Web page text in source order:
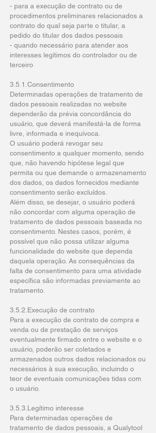
- para a execução de contrato ou de
procedimentos preliminares relacionados a
contrato do qual seja parte o titular, a
pedido do titular dos dados pessoais
- quando necessário para atender aos
interesses legítimos do controlador ou de
terceiro
3.5.1.Consentimento
Determinadas operações de tratamento de
dados pessoais realizadas no website
dependerão da prévia concordância do
usuário, que deverá manifestá-la de forma
livre, informada e inequívoca.
O usuário poderá revogar seu
consentimento a qualquer momento, sendo
que, não havendo hipótese legal que
permita ou que demande o armazenamento
dos dados, os dados fornecidos mediante
consentimento serão excluídos.
Além disso, se desejar, o usuário poderá
não concordar com alguma operação de
tratamento de dados pessoais baseada no
consentimento. Nestes casos, porém, é
possível que não possa utilizar alguma
funcionalidade do website que dependa
daquela operação. As consequências da
falta de consentimento para uma atividade
específica são informadas previamente ao
tratamento.
3.5.2.Execução de contrato
Para a execução de contrato de compra e
venda ou de prestação de serviços
eventualmente firmado entre o website e o
usuário, poderão ser coletados e
armazenados outros dados relacionados ou
necessários à sua execução, incluindo o
teor de eventuais comunicações tidas com
o usuário.
3.5.3.Legítimo interesse
Para determinadas operações de
tratamento de dados pessoais, a Qualytool